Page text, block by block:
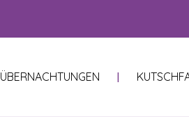
ÜBERNACHTUNGEN